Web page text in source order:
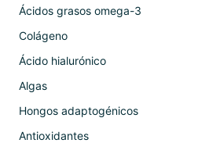
Ácidos grasos omega-3
Colágeno
Ácido hialurónico
Algas
Hongos adaptogénicos
Antioxidantes